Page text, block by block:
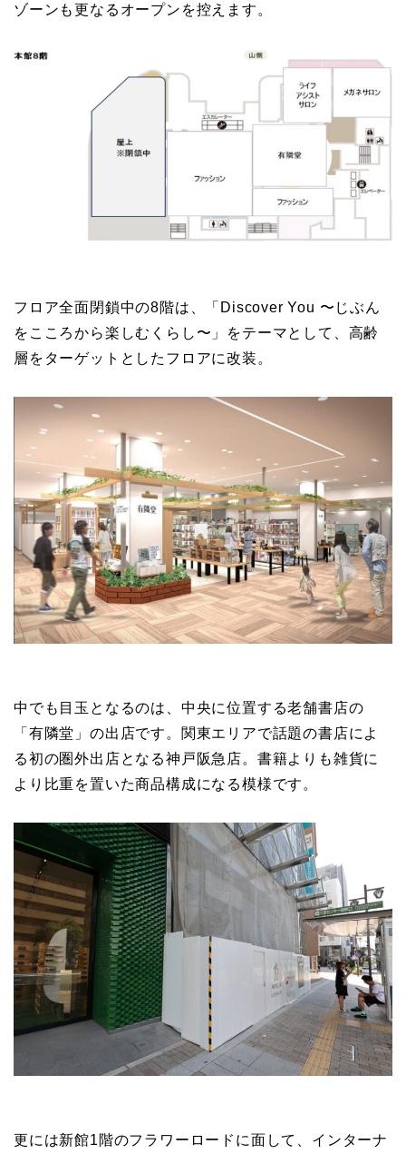
ゾーンも更なるオープンを控えます。
フロア全面閉鎖中の8階は、「Discover You 〜じぶん
をこころから楽しむくらし〜」をテーマとして、高齢
層をターゲットとしたフロアに改装。
中でも目玉となるのは、中央に位置する老舗書店の
「有隣堂」の出店です。関東エリアで話題の書店によ
る初の圏外出店となる神戸阪急店。書籍よりも雑貨に
より比重を置いた商品構成になる模様です。
更には新館1階のフラワーロードに面して、インターナ